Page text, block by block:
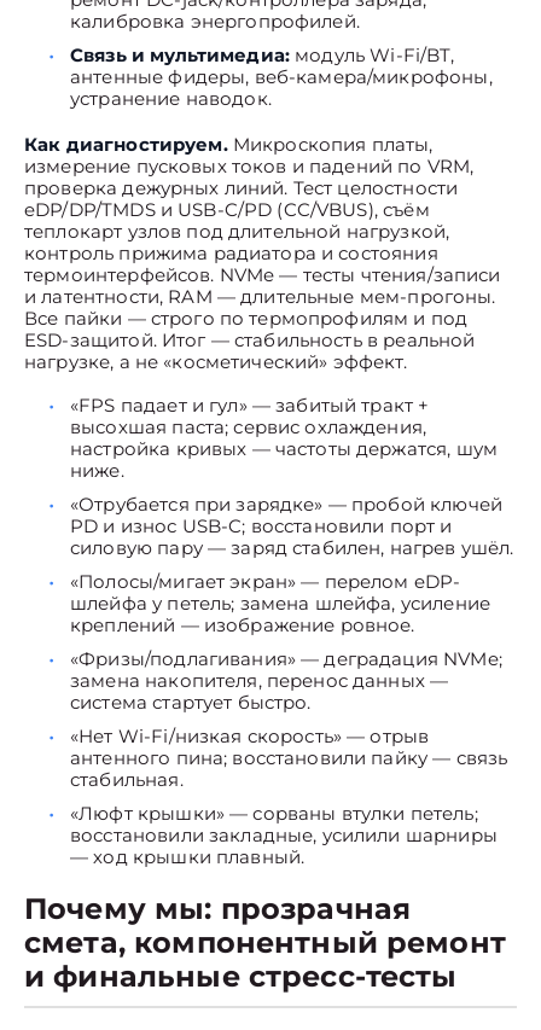
калибровка энергопрофилей.
Связь и мультимедиа: модуль Wi-Fi/BT,
антенные фидеры, веб-камера/микрофоны,
устранение наводок.
Как диагностируем.Микроскопия платы,
измерение пусковых токов и падений по VRM,
проверка дежурных линий. Тест целостности
eDP/DP/TMDS и USB-C/PD (CC/VBUS), съём
теплокарт узлов под длительной нагрузкой,
контроль прижима радиатора и состояния
термоинтерфейсов. NVMe — тесты чтения/записи
и латентности, RAM — длительные мем-прогоны.
Все пайки — строго по термопрофилям и под
ESD-защитой. Итог — стабильность в реальной
нагрузке, а не «косметический» эффект.
«FPS падает и гул» — забитый тракт +
высохшая паста; сервис охлаждения,
настройка кривых — частоты держатся, шум
ниже.
«Отрубается при зарядке» — пробой ключей
PD и износ USB-C; восстановили порт и
силовую пару — заряд стабилен, нагрев ушёл.
«Полосы/мигает экран» — перелом eDP-
шлейфа у петель; замена шлейфа, усиление
креплений — изображение ровное.
«Фризы/подлагивания» — деградация NVMe;
замена накопителя, перенос данных —
система стартует быстро.
«Нет Wi-Fi/низкая скорость» — отрыв
антенного пина; восстановили пайку — связь
стабильная.
«Люфт крышки» — сорваны втулки петель;
восстановили закладные, усилили шарниры
— ход крышки плавный.
Почему мы: прозрачная
смета, компонентный ремонт
и финальные стресс-тесты